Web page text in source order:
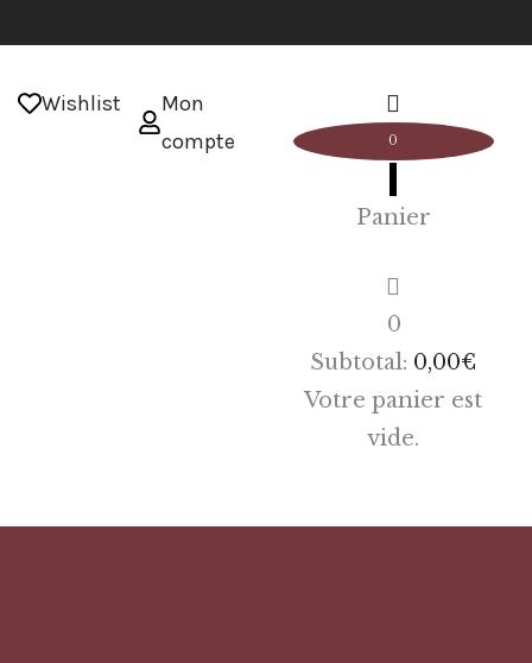
Wishlist
Mon
compte
0
Panier
0
Subtotal: 0,00€
Votre panier est
vide.